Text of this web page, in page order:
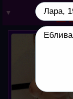
▼ Лара,